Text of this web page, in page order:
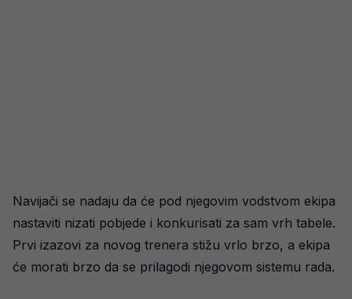
Navijači se nadaju da će pod njegovim vodstvom ekipa
nastaviti nizati pobjede i konkurisati za sam vrh tabele.
Prvi izazovi za novog trenera stižu vrlo brzo, a ekipa
će morati brzo da se prilagodi njegovom sistemu rada.